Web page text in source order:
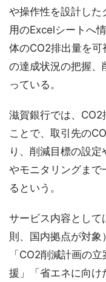
や操作性を設計した
用のExcelシートへ
体のCO2排出量を
の達成状況の把握、
っている。
滋賀銀行では、
ことで、取引先の
り、削減目標の設
やモニタリングまで
るという。
サービス内容として
則、国内拠点が対象
「CO2削減計画の
援」「省エネに向け